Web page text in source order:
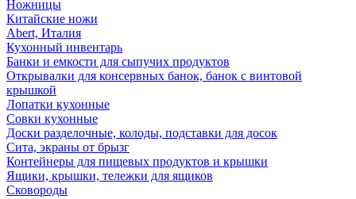
Ножницы
Китайские ножи
Abert, Италия
Кухонный инвентарь
Банки и емкости для сыпучих продуктов
Открывалки для консервных банок, банок с винтовой
крышкой
Лопатки кухонные
Совки кухонные
Доски разделочные, колоды, подставки для досок
Сита, экраны от брызг
Контейнеры для пищевых продуктов и крышки
Ящики, крышки, тележки для ящиков
Сковороды